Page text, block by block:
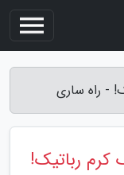
- راه ساری
کرم رباتیک!